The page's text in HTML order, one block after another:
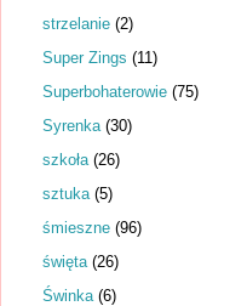
strzelanie (2)
Super Zings (11)
Superbohaterowie (75)
Syrenka (30)
szkoła (26)
sztuka (5)
śmieszne (96)
święta (26)
Świnka (6)